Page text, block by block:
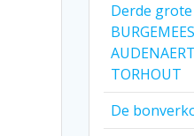
Derde
TORHOUT
De